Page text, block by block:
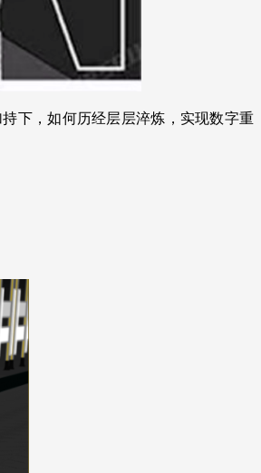
持下，如何历经层层淬炼，实现数字重